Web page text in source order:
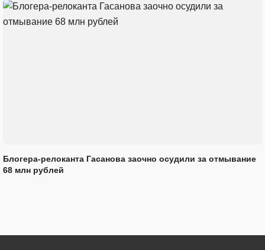
Блогера-релоканта Гасанова заочно осудили за отмывание
68 млн рублей